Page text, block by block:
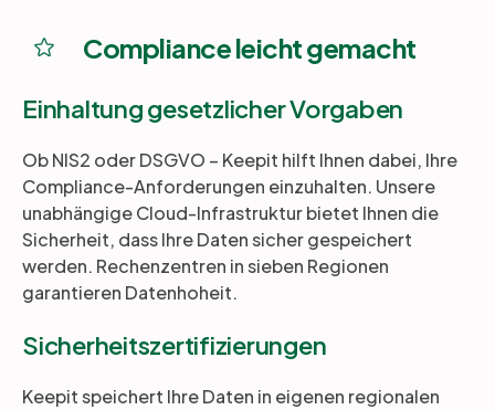
Compliance leicht gemacht
Einhaltung gesetzlicher Vorgaben
Ob NIS2 oder DSGVO – Keepit hilft Ihnen dabei, Ihre
Compliance-Anforderungen einzuhalten. Unsere
unabhängige Cloud-Infrastruktur bietet Ihnen die
Sicherheit, dass Ihre Daten sicher gespeichert
werden. Rechenzentren in sieben Regionen
garantieren Datenhoheit.
Sicherheitszertifizierungen
Keepit speichert Ihre Daten in eigenen regionalen